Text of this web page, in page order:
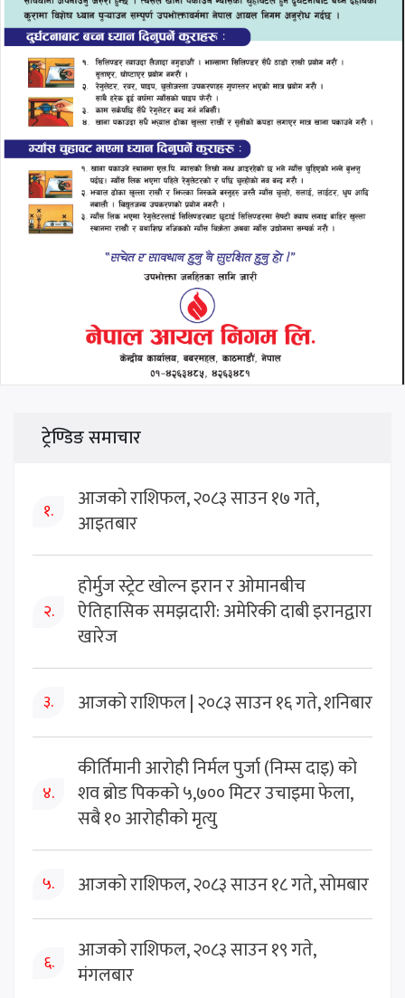
ट्रेण्डिङ समाचार
१.
आजको राशिफल, २०८३ साउन १७ गते,
आइतबार
२.
होर्मुज स्ट्रेट खोल्न इरान र ओमानबीच
ऐतिहासिक समझदारी: अमेरिकी दाबी इरानद्वारा
खारेज
३. आजको राशिफल | २०८३ साउन १६ गते, शनिबार
४.
कीर्तिमानी आरोही निर्मल पुर्जा (निम्स दाइ) को
शव ब्रोड पिकको ५,७०० मिटर उचाइमा फेला,
सबै १० आरोहीको मृत्यु
५. आजको राशिफल, २०८३ साउन १८ गते, सोमबार
६.
आजको राशिफल, २०८३ साउन १९ गते,
मंगलबार